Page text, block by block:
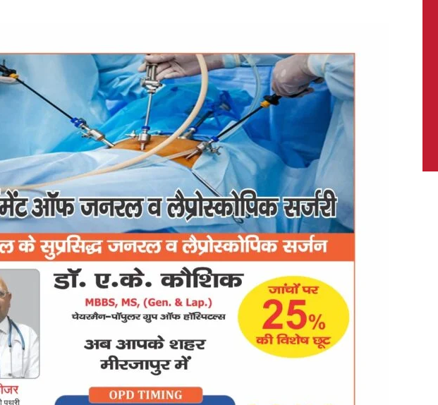
News,
Latest
News
in